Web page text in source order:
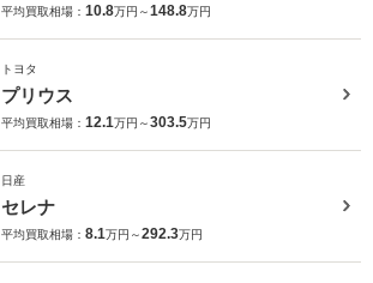
平均買取相場： 10.8万円～148.8万円
トヨタ
プリウス
平均買取相場： 12.1万円～303.5万円
日産
セレナ
平均買取相場： 8.1万円～292.3万円